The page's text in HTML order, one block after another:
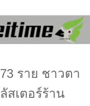
ราย ชาวตา
สเตอร์ร้าน